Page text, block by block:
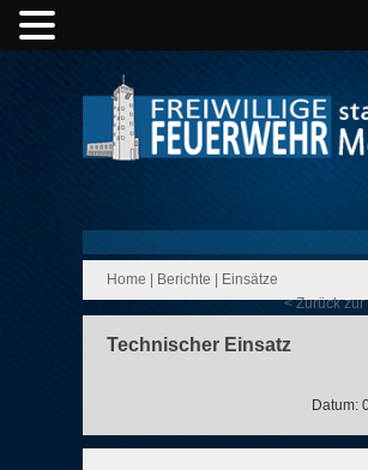
Home Berichte
Einsätze
< Zurück
Technischer Einsatz
Datum: